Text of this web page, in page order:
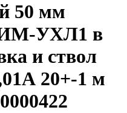
50 мм
УХЛ1 в
и ствол
20+-1 м